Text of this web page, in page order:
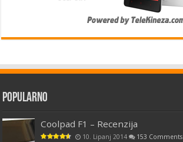
Popularno
Coolpad F1 – Recenzija
10. Lipanj 2014 153 Comments